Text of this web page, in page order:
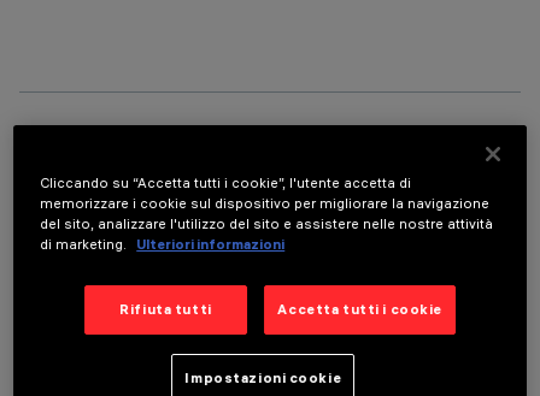
DATI TECNICI
Cliccando su “Accetta tutti i cookie”, l'utente accetta di
memorizzare i cookie sul dispositivo per migliorare la navigazione
del sito, analizzare l'utilizzo del sito e assistere nelle nostre attività
di marketing.
Ulteriori informazioni
Rifiuta tutti Accetta tutti i cookie
Impostazioni cookie